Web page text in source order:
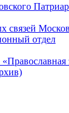
отдел